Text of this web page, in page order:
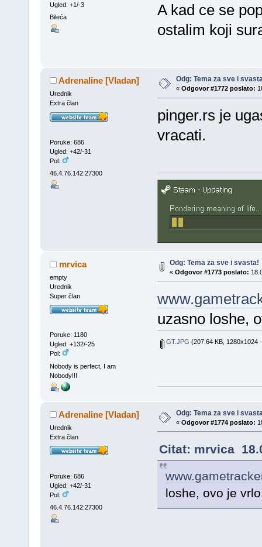
Ugled: +1/-3
Bileća
A kad ce se
ostalim koji
Adrenaline [Vladan]
Urednik
Extra član
Poruke: 686
Ugled: +42/-31
Pol:
46.4.76.142:27300
Odg: Tema za sve i
« Odgovor #1772 poslato:
pinger.rs je
vracati.
mrvica
empty
Urednik
Super član
Poruke: 1180
Ugled: +132/-25
Pol:
Nobody is perfect, I am
Nobody!!!
Odg: Tema za sve i svasta!
« Odgovor #1773 poslato:
uzasno loshe,
GT.JPG (207.64 KB, 1280x1024
Adrenaline [Vladan]
Urednik
Extra član
Poruke: 686
Ugled: +42/-31
Pol:
46.4.76.142:27300
Odg: Tema za sve i
« Odgovor #1774 poslato:
Citat: mrvica
loshe, ovo je